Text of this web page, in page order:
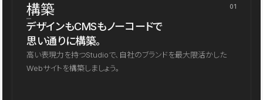
構築 01
デザインもCMSもノーコードで
思い通りに構築。
高い表現力を持つStudioで、自社のブランドを最大限活かした
Webサイトを構築しましょう。